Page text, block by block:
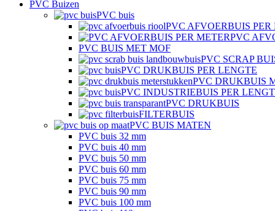
PVC Buizen
PVC buis
PVC AFVOERBUIS PER
PVC
PVC BUIS MET MOF
PVC SCRAP
PVC DRUKBUIS PER LENGTE
PVC DRUKBUIS
PVC INDUSTRIEBUIS PER
PVC DRUKBUIS
FILTERBUIS
PVC BUIS MATEN
PVC buis 32 mm
PVC buis 40 mm
PVC buis 50 mm
PVC buis 60 mm
PVC buis 75 mm
PVC buis 90 mm
PVC buis 100 mm